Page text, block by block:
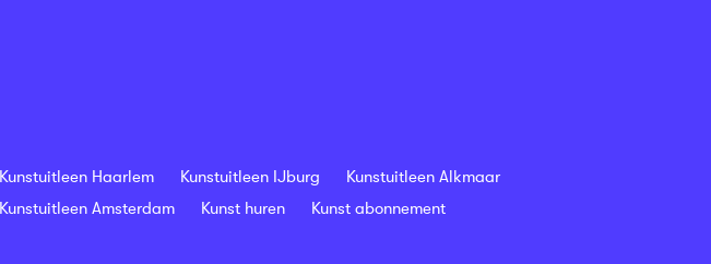
Kunstuitleen Haarlem Kunstuitleen IJburg
Kunstuitleen Alkmaar
Kunstuitleen Amsterdam
Kunst huren Kunst abonnement